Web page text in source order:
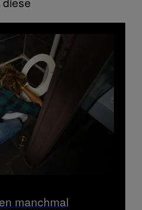
manchmal